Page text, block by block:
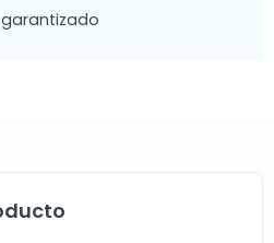
garantizado